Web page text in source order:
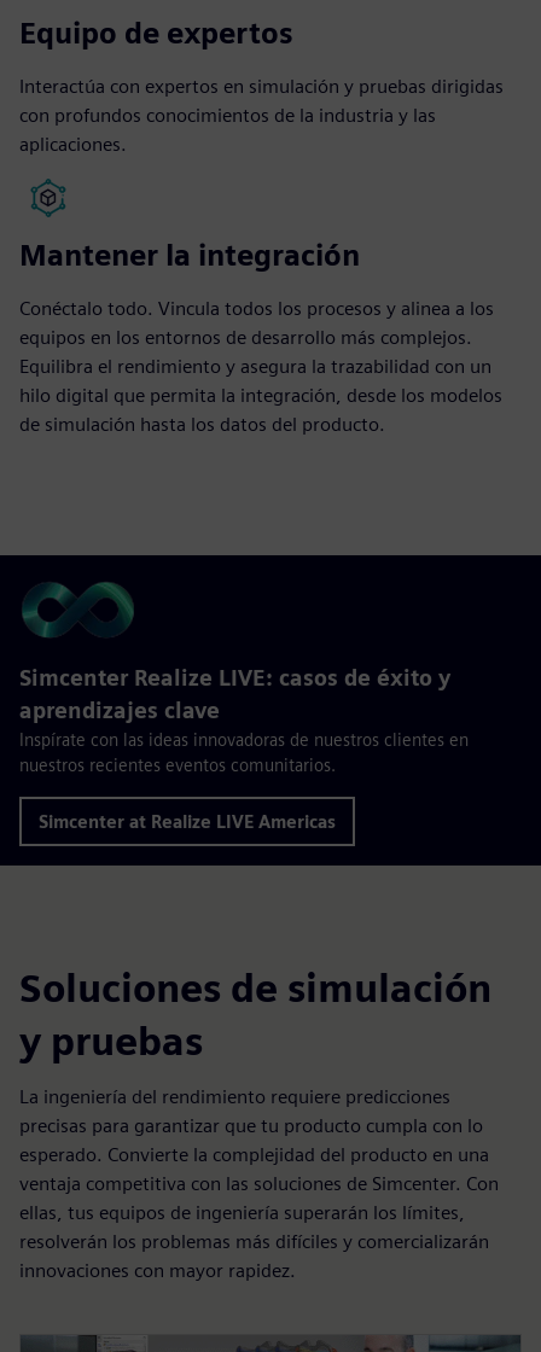
Equipo de expertos
Interactúa con expertos en simulación y pruebas dirigidas
con profundos conocimientos de la industria y las
aplicaciones.
Mantener la integración
Conéctalo todo. Vincula todos los procesos y alinea a los
equipos en los entornos de desarrollo más complejos.
Equilibra el rendimiento y asegura la trazabilidad con un
hilo digital que permita la integración, desde los modelos
de simulación hasta los datos del producto.
Simcenter Realize LIVE: casos de éxito y
aprendizajes clave
Inspírate con las ideas innovadoras de nuestros clientes en
nuestros recientes eventos comunitarios.
Simcenter at Realize LIVE Americas
Soluciones de simulación
y pruebas
La ingeniería del rendimiento requiere predicciones
precisas para garantizar que tu producto cumpla con lo
esperado. Convierte la complejidad del producto en una
ventaja competitiva con las soluciones de Simcenter. Con
ellas, tus equipos de ingeniería superarán los límites,
resolverán los problemas más difíciles y comercializarán
innovaciones con mayor rapidez.